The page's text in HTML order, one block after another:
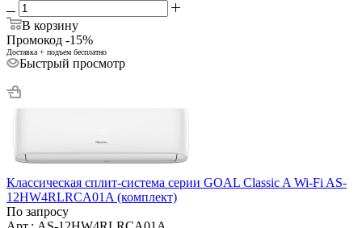
В корзину
Промокод -15%
Доставка + подъем бесплатно
Быстрый просмотр
Классическая сплит-система серии GOAL Classic A Wi-Fi AS-
12HW4RLRCA01A (комплект)
По запросу